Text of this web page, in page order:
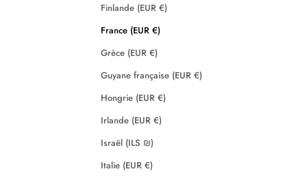
Finlande (EUR €)
France (EUR €)
Grèce (EUR €)
Guyane française (EUR €)
Hongrie (EUR €)
Irlande (EUR €)
Israël (ILS ₪)
Italie (EUR €)